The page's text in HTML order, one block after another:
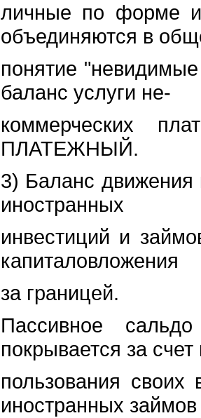
личные по форме и
объединяются в
понятие
баланс услуги не-
коммерческих
ПЛАТЕЖНЫЙ.
3) Баланс движения
иностранных
инвестиций и
капиталовложения
за границей.
Пассивное
покрывается за счет
пользования
иностранных